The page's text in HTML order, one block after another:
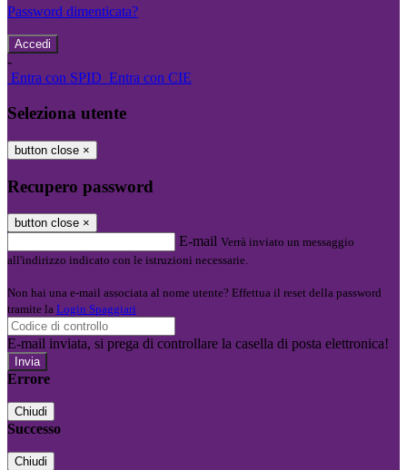
Password dimenticata?
-
Entra con SPID Entra con CIE
Seleziona utente
button close ×
Recupero password
button close ×
E-mail Verrà inviato un messaggio
all'indirizzo indicato con le istruzioni necessarie.
Non hai una e-mail associata al nome utente? Effettua il reset della password
tramite la Login Spaggiari
E-mail inviata, si prega di controllare la casella di posta elettronica!
Errore
Chiudi
Successo
Chiudi